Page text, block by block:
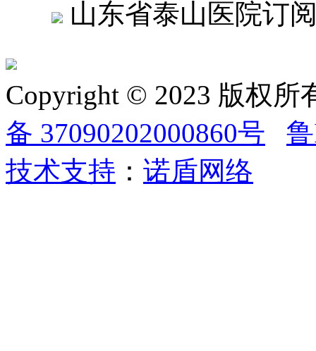
山东省泰山医院订
Copyright © 2023 版权
备 37090202000860号
技术支持 ： 诺盾网络